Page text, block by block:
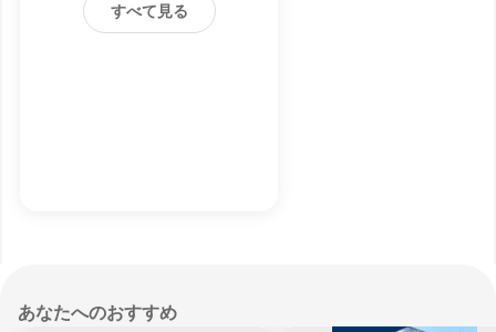
すべて見る
あなたへのおすすめ